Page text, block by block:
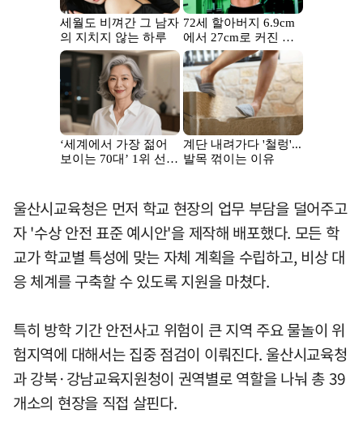
울산시교육청은 먼저 학교 현장의 업무 부담을 덜어주고
자 '수상 안전 표준 예시안'을 제작해 배포했다. 모든 학
교가 학교별 특성에 맞는 자체 계획을 수립하고, 비상 대
응 체계를 구축할 수 있도록 지원을 마쳤다.
특히 방학 기간 안전사고 위험이 큰 지역 주요 물놀이 위
험지역에 대해서는 집중 점검이 이뤄진다. 울산시교육청
과 강북·강남교육지원청이 권역별로 역할을 나눠 총 39
개소의 현장을 직접 살핀다.